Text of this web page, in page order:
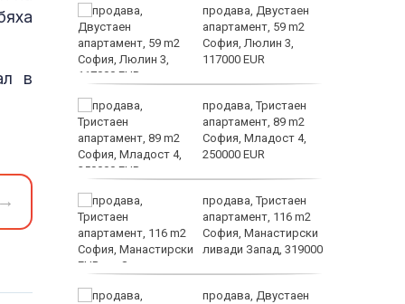
в
–
продава, Двустаен
апартамент, 59 m2
София, Люлин 3,
117000 EUR
продава, Тристаен
апартамент, 89 m2
София, Младост 4,
250000 EUR
продава, Тристаен
апартамент, 116 m2
София, Манастирски
ливади Запад, 319000
EUR
продава, Двустаен